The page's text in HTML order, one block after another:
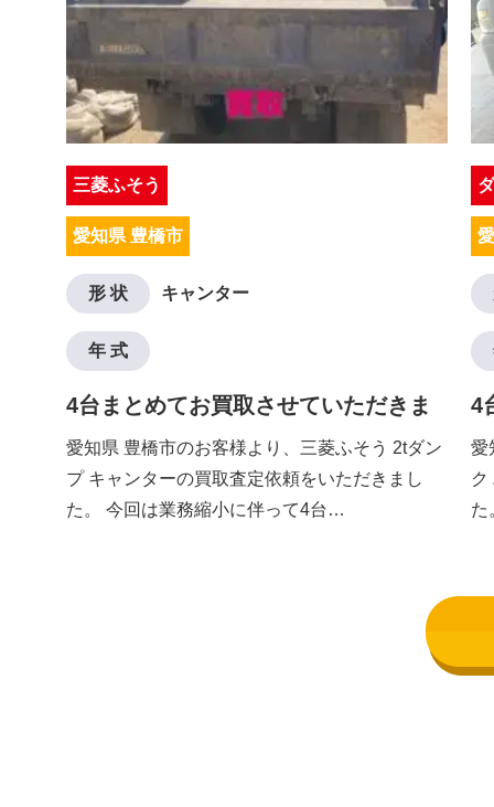
三菱ふそう
愛知県 豊橋市
形 状 キャンター
年 式
4台まとめてお買取させていただきま
した③
愛知県 豊橋市のお客様より、三菱ふそう 2tダン
プ キャンターの買取査定依頼をいただきまし
た。 今回は業務縮小に伴って4台…
4
愛
ク
た